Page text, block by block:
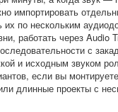
импортировать
их по нескольким
работать через Audio
с
и исходным звуком
если вы
длинные проекты с